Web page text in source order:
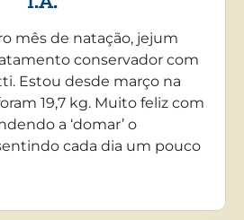
mês de natação, jejum
conservador com
Estou desde março na
19,7 kg. Muito feliz com
a ‘domar’ o
cada dia um pouco